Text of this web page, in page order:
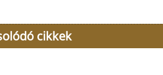
cikkek